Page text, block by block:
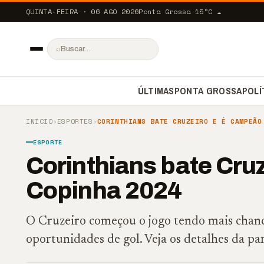
QUINTA-FEIRA · 06 AGO 2026Ponta Grossa15°C ☁️
⌕
ÚLTIMASPONTA GROSSA
INÍCIO›ESPORTES ›CORINTHIANS BATE CRUZEIRO E É
ESPORTE
Corinthians bate
Copinha 2024
O Cruzeiro começou o jogo tendo mais
oportunidades de gol. Veja os detalhes da